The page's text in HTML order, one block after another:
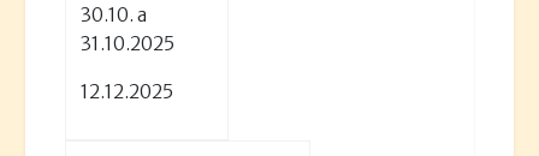
30.10. a
31.10.2025
12.12.2025